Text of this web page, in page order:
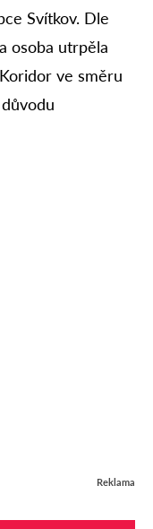
Svítkov. Dle
osoba utrpěla
ve směru
Reklama